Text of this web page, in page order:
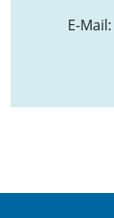
E-Mail: